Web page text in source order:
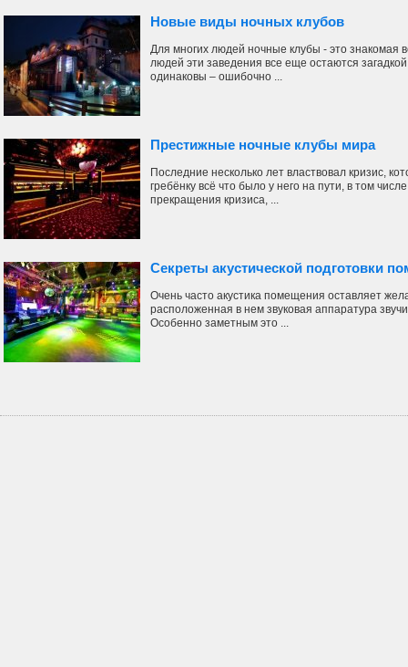
Новые виды ночных клубов
Для многих людей ночные клубы - это знакомая
людей эти заведения все еще остаются
одинаковы – ошибочно ...
Престижные ночные клубы мира
Последние несколько лет властвовал кризис,
гребёнку всё что было у него на пути, в том
прекращения кризиса, ...
Секреты акустической подготовки
Очень часто акустика помещения оставляет
расположенная в нем звуковая аппаратура
Особенно заметным это ...